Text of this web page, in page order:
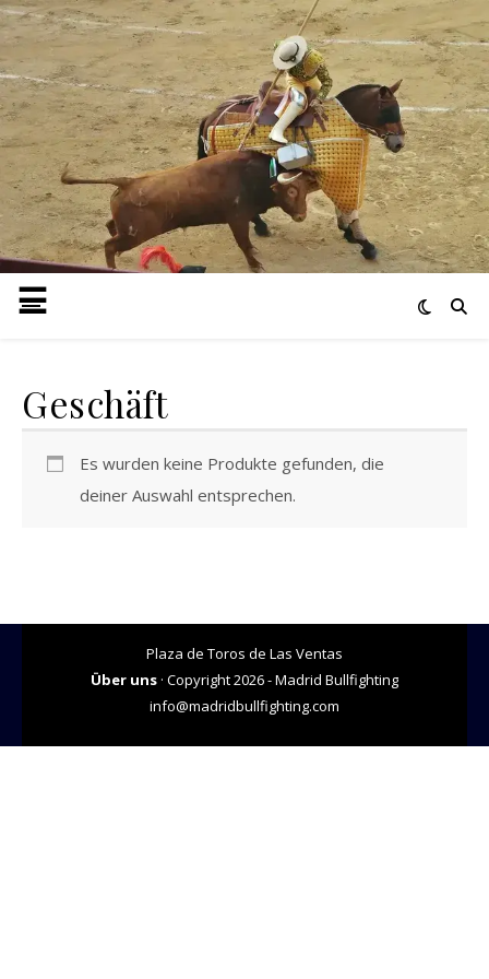
Geschäft
Es wurden keine Produkte gefunden, die
deiner Auswahl entsprechen.
Plaza de Toros de Las Ventas
Über uns · Copyright 2026 - Madrid Bullfighting
info@madridbullfighting.com